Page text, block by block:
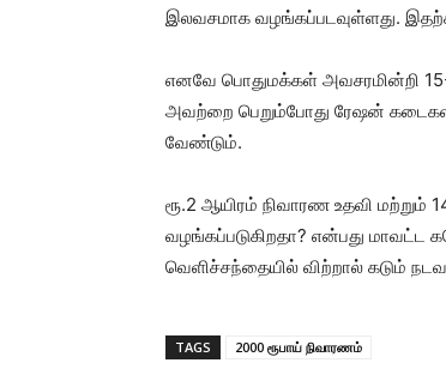
இலவசமாக வழங்கப்படவுள்ளது.
எனவே பொதுமக்கள் அவசரமின்றி
அவற்றை பெறும்போது ரேஷன்
வேண்டும்.
ரூ.2 ஆயிரம் நிவாரண உதவி
வழங்கப்படுகிறதா? என்பது
வெளிச்சந்தையில் விற்றால் கடும்
TAGS 2000 ரூபாய் நிவாரணம்